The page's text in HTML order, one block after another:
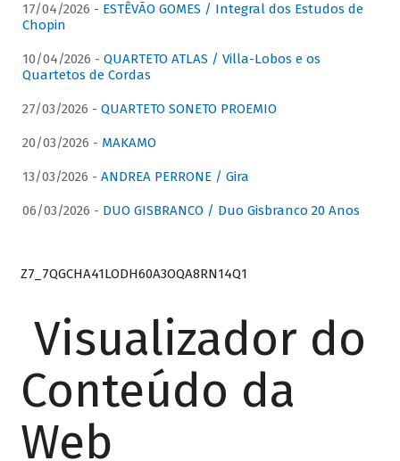
17/04/2026 - ESTÊVÃO GOMES / Integral dos Estudos de
Chopin
10/04/2026 - QUARTETO ATLAS / Villa-Lobos e os
Quartetos de Cordas
27/03/2026 - QUARTETO SONETO PROEMIO
20/03/2026 - MAKAMO
13/03/2026 - ANDREA PERRONE / Gira
06/03/2026 - DUO GISBRANCO / Duo Gisbranco 20 Anos
Z7_7QGCHA41LODH60A3OQA8RN14Q1
Visualizador do
Conteúdo da
Web